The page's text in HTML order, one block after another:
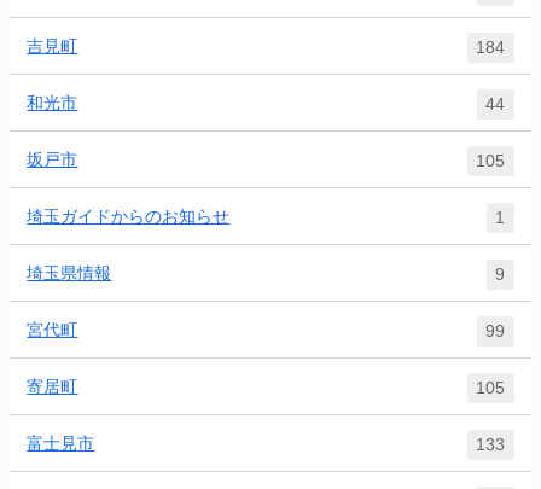
吉見町 184
和光市 44
坂戸市 105
埼玉ガイドからのお知らせ 1
埼玉県情報 9
宮代町 99
寄居町 105
富士見市 133